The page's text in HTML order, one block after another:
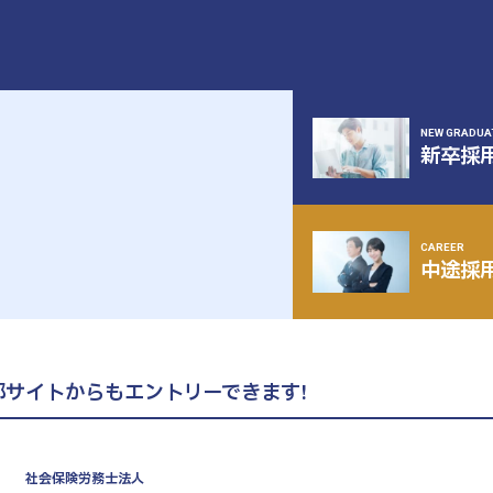
NEW
新卒採
CAREER
中途採
イトからもエントリーできます!
社会保険労務士法人